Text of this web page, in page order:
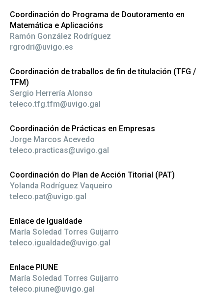
Coordinación do Programa de Doutoramento en
Matemática e Aplicacións
Ramón González Rodríguez
rgrodri@uvigo.es
Coordinación de traballos de fin de titulación (TFG /
TFM)
Sergio Herrería Alonso
teleco.tfg.tfm@uvigo.gal
Coordinación de Prácticas en Empresas
Jorge Marcos Acevedo
teleco.practicas@uvigo.gal
Coordinación do Plan de Acción Titorial (PAT)
Yolanda Rodríguez Vaqueiro
teleco.pat@uvigo.gal
Enlace de Igualdade
María Soledad Torres Guijarro
teleco.igualdade@uvigo.gal
Enlace PIUNE
María Soledad Torres Guijarro
teleco.piune@uvigo.gal